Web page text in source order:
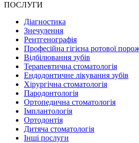
ПОСЛУГИ
Діагностика
Знечулення
Рентгенографія
Професійна гігієна ротової
Відбілювання зубів
Терапевтична стоматологія
Ендодонтичне лікування зубів
Хірургічна стоматологія
Пародонтологія
Ортопедична стоматологія
Імплантологія
Ортодонтія
Дитяча стоматологія
Інші послуги